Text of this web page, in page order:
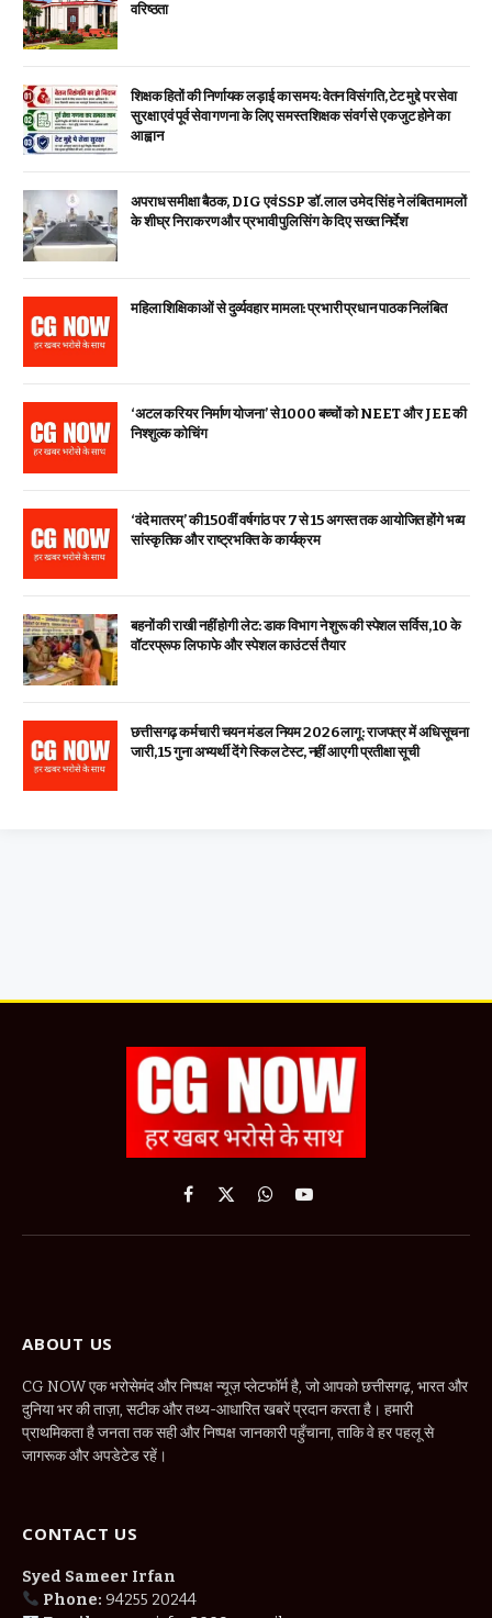
वरिष्ठता
शिक्षक हितों की निर्णायक लड़ाई का समय: वेतन विसंगति, टेट मुद्दे पर सेवा
सुरक्षा एवं पूर्व सेवा गणना के लिए समस्त शिक्षक संवर्ग से एकजुट होने का
आह्वान
अपराध समीक्षा बैठक, DIG एवं SSP डॉ. लाल उमेद सिंह ने लंबित मामलों
के शीघ्र निराकरण और प्रभावी पुलिसिंग के दिए सख्त निर्देश
महिला शिक्षिकाओं से दुर्व्यवहार मामला: प्रभारी प्रधान पाठक निलंबित
‘अटल करियर निर्माण योजना’ से 1000 बच्चों को NEET और JEE की
निश्शुल्क कोचिंग
‘वंदे मातरम्’ की 150वीं वर्षगांठ पर 7 से 15 अगस्त तक आयोजित होंगे भव्य
सांस्कृतिक और राष्ट्रभक्ति के कार्यक्रम
बहनों की राखी नहीं होगी लेट: डाक विभाग ने शुरू की स्पेशल सर्विस, ₹10 के
वॉटरप्रूफ लिफाफे और स्पेशल काउंटर्स तैयार
छत्तीसगढ़ कर्मचारी चयन मंडल नियम 2026 लागू: राजपत्र में अधिसूचना
जारी, 15 गुना अभ्यर्थी देंगे स्किल टेस्ट, नहीं आएगी प्रतीक्षा सूची
Facebook
X
WhatsApp
YouTube
ABOUT US
CG NOW एक भरोसेमंद और निष्पक्ष न्यूज़ प्लेटफॉर्म है, जो आपको छत्तीसगढ़, भारत और
दुनिया भर की ताज़ा, सटीक और तथ्य-आधारित खबरें प्रदान करता है। हमारी
प्राथमिकता है जनता तक सही और निष्पक्ष जानकारी पहुँचाना, ताकि वे हर पहलू से
जागरूक और अपडेटेड रहें।
CONTACT US
Syed Sameer Irfan
Phone: 94255 20244